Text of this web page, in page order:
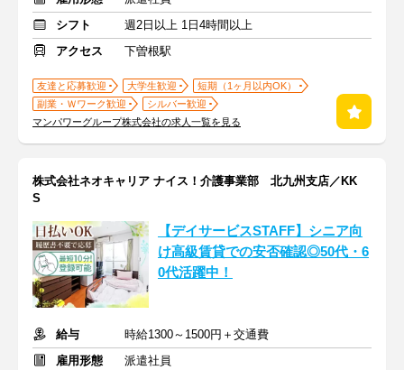
シフト
週2日以上 1日4時間以上
アクセス
下曽根駅
友達と応募歓迎 大学生歓迎
短期（1ヶ月以内OK）
副業・Ｗワーク歓迎
シルバー歓迎
マンパワーグループ株式会社の求人一覧を見る
株式会社ネオキャリア ナイス！介護事業部 北九州支店／KK
S
【デイサービスSTAFF】シニア向
け高級賃貸での安否確認◎50代・6
0代活躍中！
給与
時給1300～1500円＋交通費
雇用形態
派遣社員